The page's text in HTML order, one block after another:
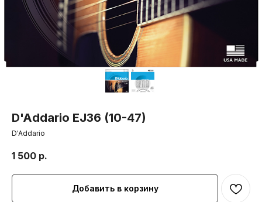
D'Addario EJ36 (10-47)
D'Addario
1 500 р.
Добавить в корзину